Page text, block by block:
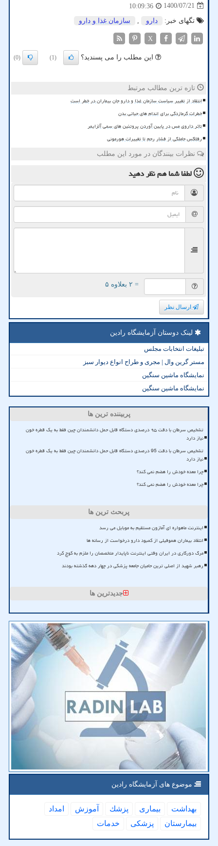
1400/07/21
10:09:36
تگهای خبر:
دارو سازمان غذا و دارو
X
این مطلب را می پسندید؟ (1)
(0)
تازه ترین مطالب مرتبط
انتقاد از تغییر سیاست سازمان غذا و دارو جان بیماران در خطر است
خطرات گرمازدگی برای اندام های حیاتی بدن
تاثر داروی مس در پایین آوردن پروتئین های سمی آلزایمر
رفلاکس حاملگی از فشار رحم تا تغییرات هورمونی
نظرات بینندگان در مورد این مطلب
لطفا شما همنظر دهید
= ۲ بعلاوه ۵
ارسال نظر
لینک دوستان آزمایشگاه رادین
تبلیغات انتخابات مجلس
مستر گرین وال | مجری و طراح انواع دیوار سبز
نمایشگاه ماشین سنگین
نمایشگاه ماشین سنگین
پربیننده ترین ها
تشخیص سرطان با دقت ۹۵ درصدی دستگاه قابل حمل دانشمندان چین فقط به یک قطره خون
نیاز دارد
تشخیص سرطان با دقت 95 درصدی دستگاه قابل حمل دانشمندان چین فقط به یک قطره خون
نیاز دارد
چرا معده خودش را هضم نمی کند؟
چرا معده خودش را هضم نمی کند؟
پربحث ترین ها
اینترنت ماهواره ای آمازون مستقیم به موبایل می رسد
انتقاد بیماران هموفیلی از کمبود دارو درخواست از رسانه ها
مرگ دورکاری در ایران وقتی اینترنت ناپایدار متخصصان را ملزم به کوچ کرد
رهبر شهید از اصلی ترین حامیان جامعه پزشکی در چهار دهه گذشته بودند
جدیدترین ها
موضوع های آزمایشگاه رادین
بهداشت بیماری پزشك آموزش
امداد
بیمارستان
پزشكی خدمات